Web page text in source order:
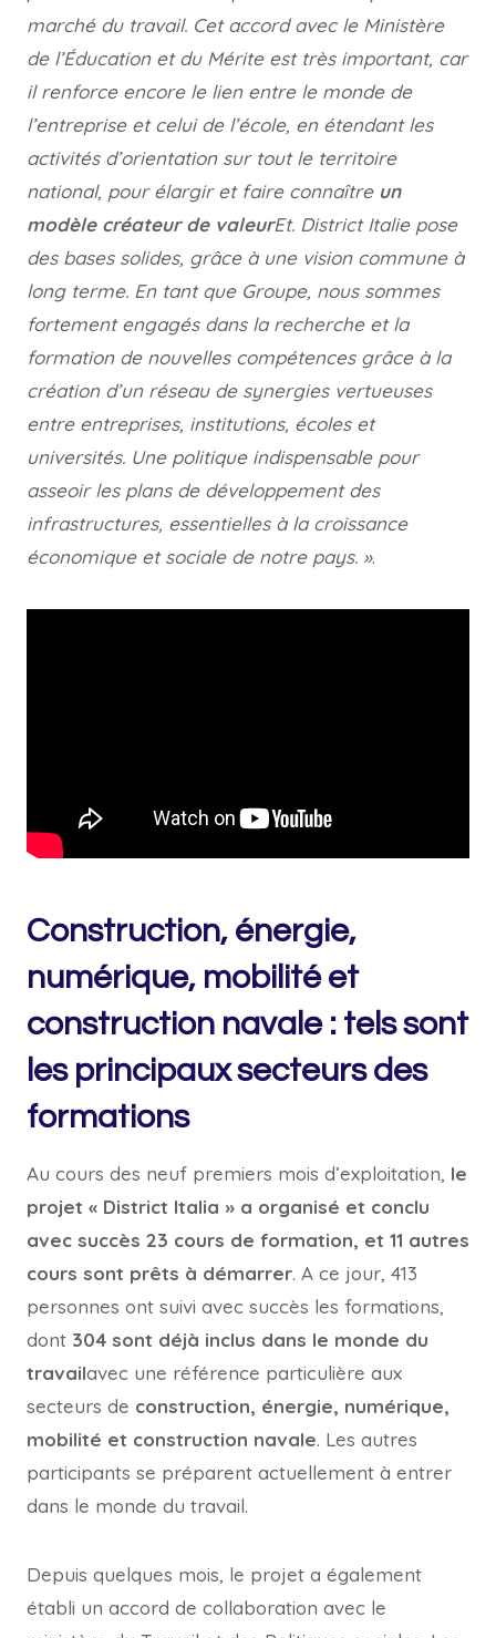
marché du travail. Cet accord avec le Ministère
de l’Éducation et du Mérite est très important, car
il renforce encore le lien entre le monde de
l’entreprise et celui de l’école, en étendant les
activités d’orientation sur tout le territoire
national, pour élargir et faire connaître un
modèle créateur de valeurEt. District Italie pose
des bases solides, grâce à une vision commune à
long terme. En tant que Groupe, nous sommes
fortement engagés dans la recherche et la
formation de nouvelles compétences grâce à la
création d’un réseau de synergies vertueuses
entre entreprises, institutions, écoles et
universités. Une politique indispensable pour
asseoir les plans de développement des
infrastructures, essentielles à la croissance
économique et sociale de notre pays. ».
Construction, énergie,
numérique, mobilité et
construction navale : tels sont
les principaux secteurs des
formations
Au cours des neuf premiers mois d’exploitation, le
projet « District Italia » a organisé et conclu
avec succès 23 cours de formation, et 11 autres
cours sont prêts à démarrer. A ce jour, 413
personnes ont suivi avec succès les formations,
dont 304 sont déjà inclus dans le monde du
travailavec une référence particulière aux
secteurs de construction, énergie, numérique,
mobilité et construction navale. Les autres
participants se préparent actuellement à entrer
dans le monde du travail.
Depuis quelques mois, le projet a également
établi un accord de collaboration avec le